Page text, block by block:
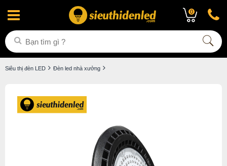
0
Siêu thị đèn LED Đèn led nhà xưởng